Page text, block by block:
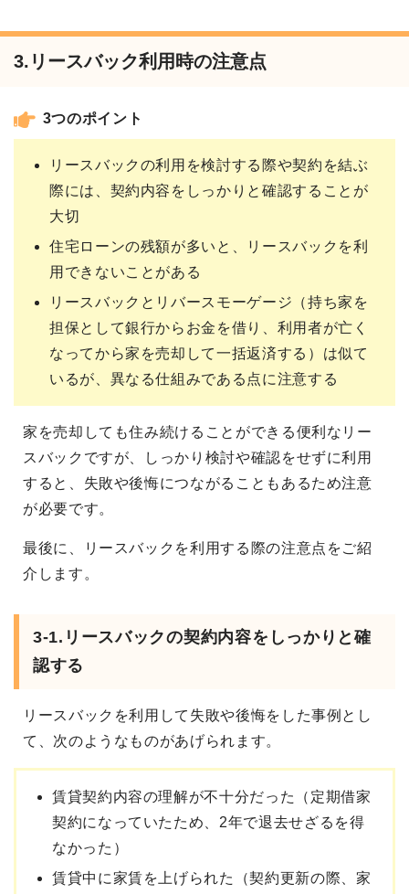
3.リースバック利用時の注意点
3つのポイント
リースバックの利用を検討する際や契約を結ぶ
際には、契約内容をしっかりと確認することが
大切
住宅ローンの残額が多いと、リースバックを利
用できないことがある
リースバックとリバースモーゲージ（持ち家を
担保として銀行からお金を借り、利用者が亡く
なってから家を売却して一括返済する）は似て
いるが、異なる仕組みである点に注意する
家を売却しても住み続けることができる便利なリー
スバックですが、しっかり検討や確認をせずに利用
すると、失敗や後悔につながることもあるため注意
が必要です。
最後に、リースバックを利用する際の注意点をご紹
介します。
3-1.リースバックの契約内容をしっかりと確
認する
リースバックを利用して失敗や後悔をした事例とし
て、次のようなものがあげられます。
賃貸契約内容の理解が不十分だった（定期借家
契約になっていたため、2年で退去せざるを得
なかった）
賃貸中に家賃を上げられた（契約更新の際、家